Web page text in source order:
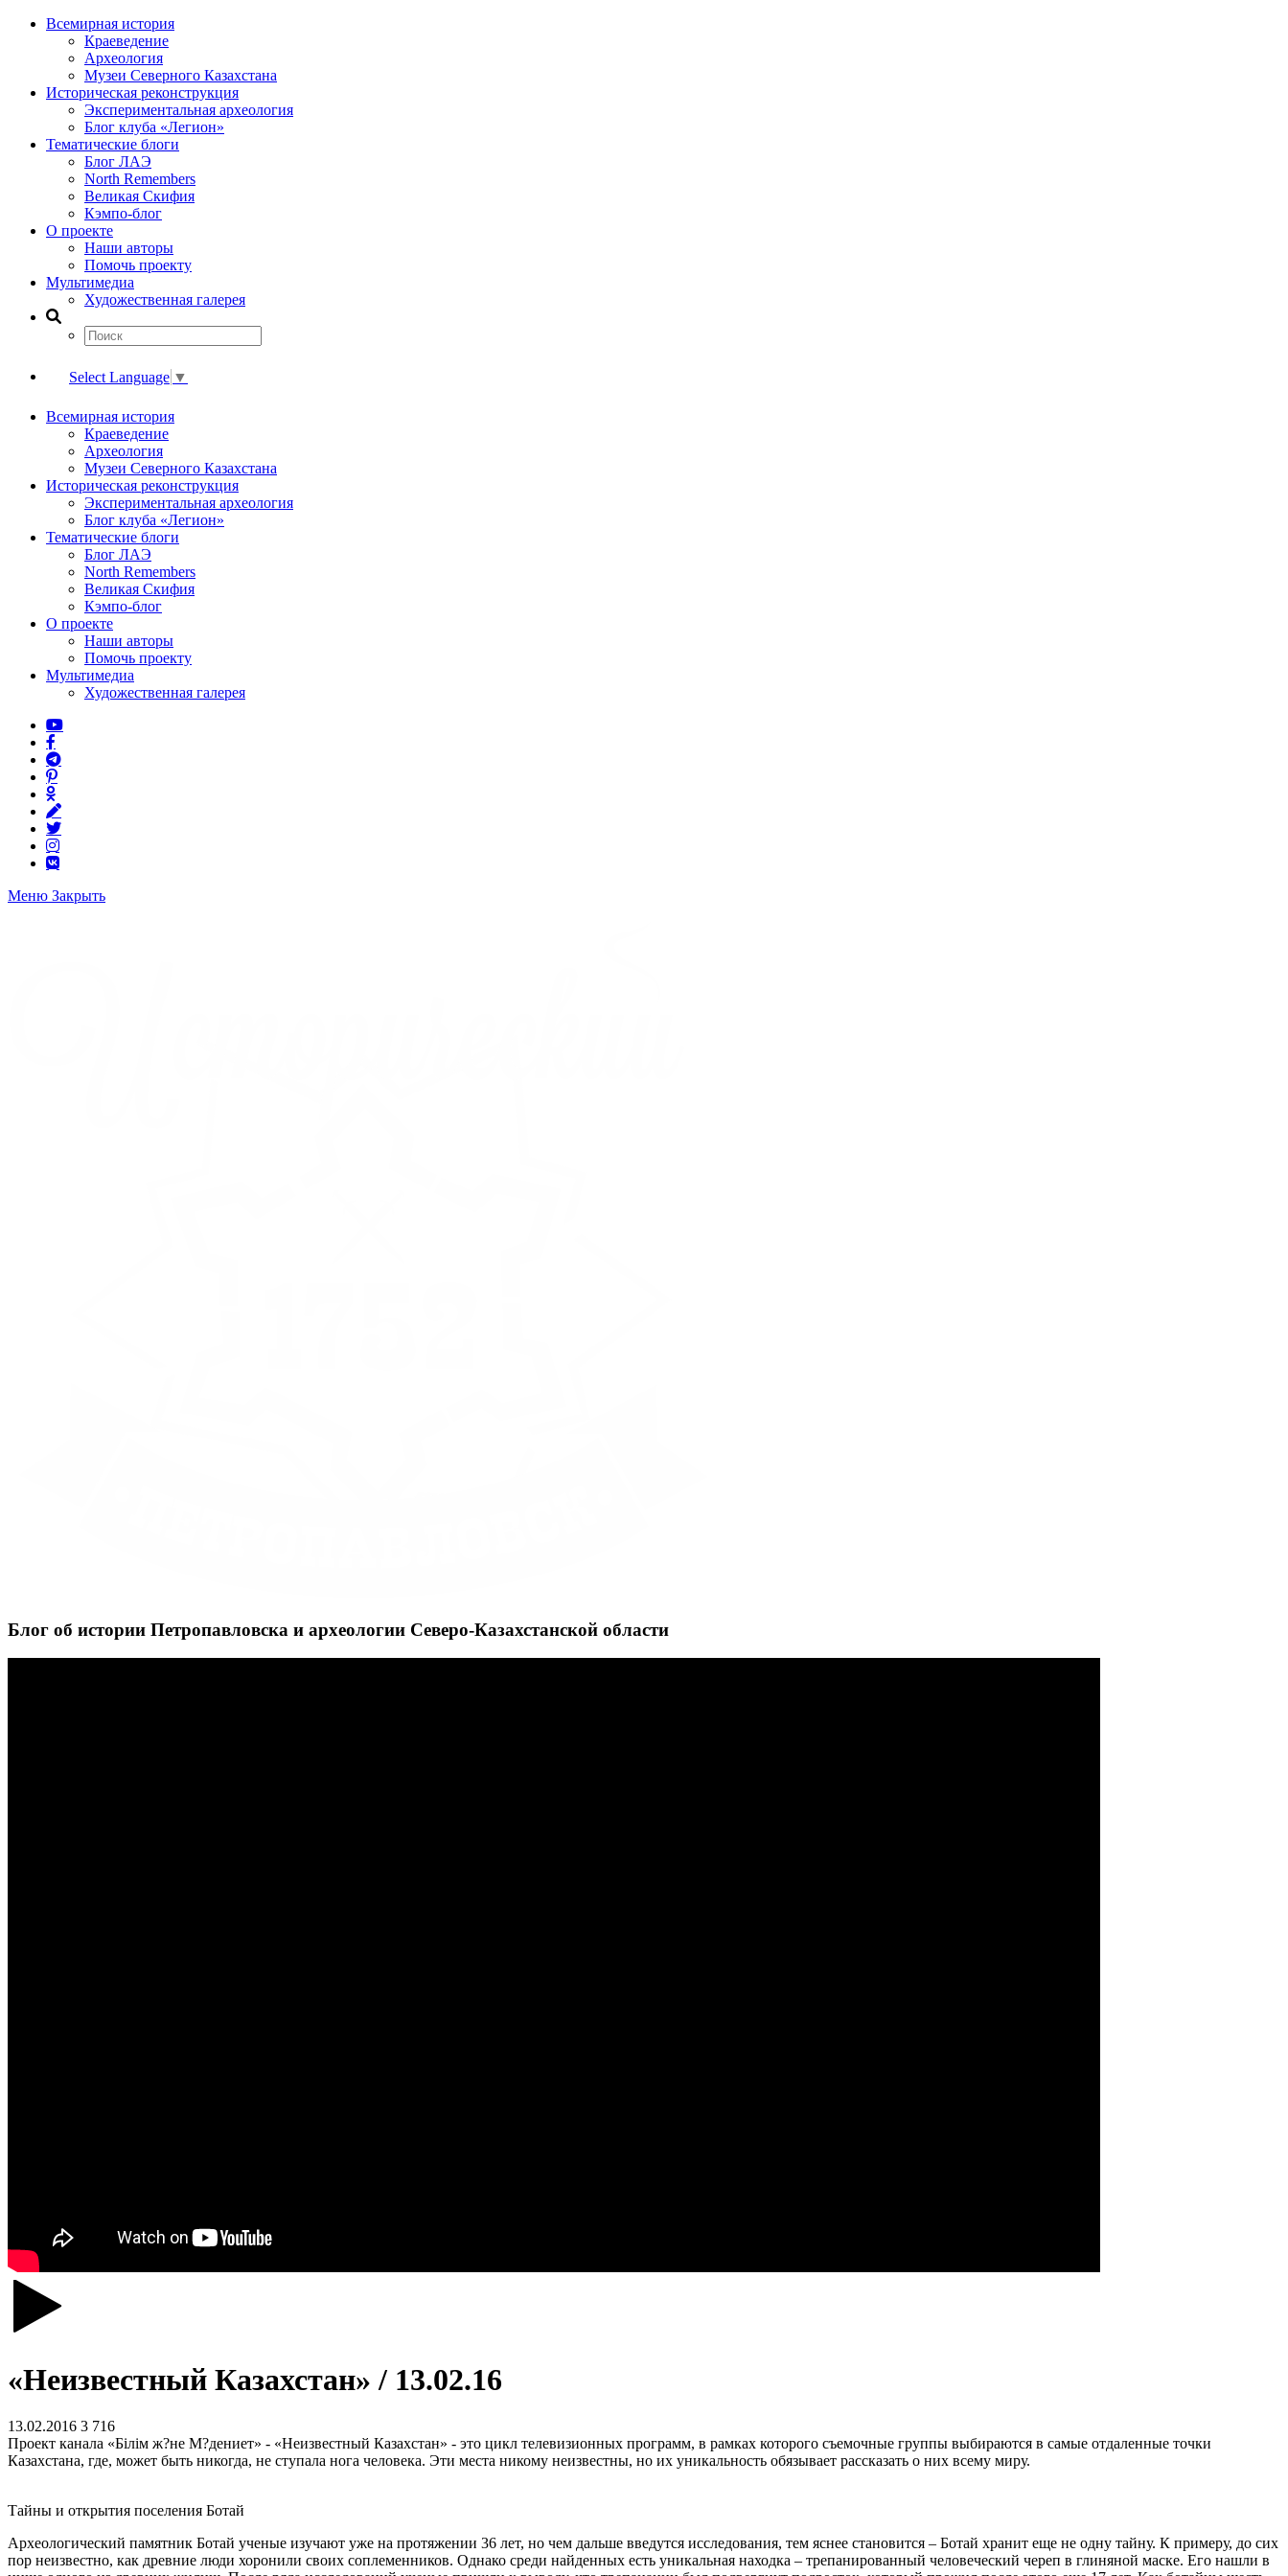
Всемирная история
Краеведение
Археология
Музеи Северного Казахстана
Историческая реконструкция
Экспериментальная археология
Блог клуба «Легион»
Тематические блоги
Блог ЛАЭ
North Remembers
Великая Скифия
Кэмпо-блог
О проекте
Наши авторы
Помочь проекту
Мультимедиа
Художественная галерея
Select Language ▼
Всемирная история
Краеведение
Археология
Музеи Северного Казахстана
Историческая реконструкция
Экспериментальная археология
Блог клуба «Легион»
Тематические блоги
Блог ЛАЭ
North Remembers
Великая Скифия
Кэмпо-блог
О проекте
Наши авторы
Помочь проекту
Мультимедиа
Художественная галерея
Меню Закрыть
Блог об истории Петропавловска и археологии Северо-Казахстанской области
«Неизвестный Казахстан» / 13.02.16
13.02.2016 3 716
Проект канала «Білім ж?не М?дениет» - «Неизвестный Казахстан» - это цикл телевизионных программ, в рамках которого съемочные группы выбираются в самые отдаленные точки
Казахстана, где, может быть никогда, не ступала нога человека. Эти места никому неизвестны, но их уникальность обязывает рассказать о них всему миру.
Тайны и открытия поселения Ботай
Археологический памятник Ботай ученые изучают уже на протяжении 36 лет, но чем дальше введутся исследования, тем яснее становится – Ботай хранит еще не одну тайну. К примеру, до сих
пор неизвестно, как древние люди хоронили своих соплеменников. Однако среди найденных есть уникальная находка – трепанированный человеческий череп в глиняной маске. Его нашли в